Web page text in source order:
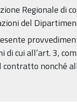
Regionale di
del
di cui all’art. 3,
contratto nonché